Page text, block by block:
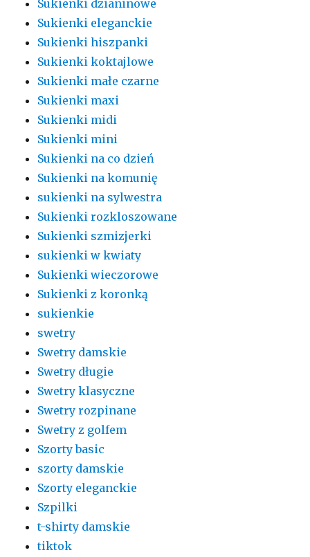
Sukienki dzianinowe
Sukienki eleganckie
Sukienki hiszpanki
Sukienki koktajlowe
Sukienki małe czarne
Sukienki maxi
Sukienki midi
Sukienki mini
Sukienki na co dzień
Sukienki na komunię
sukienki na sylwestra
Sukienki rozkloszowane
Sukienki szmizjerki
sukienki w kwiaty
Sukienki wieczorowe
Sukienki z koronką
sukienkie
swetry
Swetry damskie
Swetry długie
Swetry klasyczne
Swetry rozpinane
Swetry z golfem
Szorty basic
szorty damskie
Szorty eleganckie
Szpilki
t-shirty damskie
tiktok